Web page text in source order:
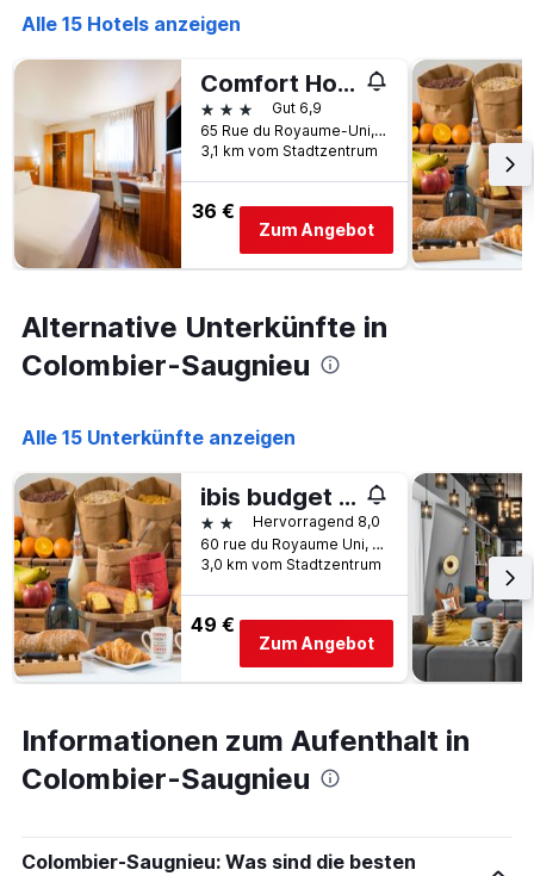
anzeigt.
Hotelkategorien
nach
Sternen
Diagramm
hat
1
Y-
Achse,
die
den
an
diesem
Wochenende
in
letzten
3
Tagen
gefunden
wurde.
Alle 15 Hotels anzeigen
Comfort Hotel Aeroport Lyon St Exupery
3 SterneGut 6,9
65 Rue du Royaume-Uni, Colombier-Saugnieu, Rhône Département, Frankreich
3,1 km vom Stadtzentrum
36 €
Zum Angebot
Alternative Unterkünfte in
Colombier-Saugnieu
Alle 15 Unterkünfte anzeigen
ibis budget Aéroport Lyon-Saint-Exupéry
2 SterneHervorragend 8,0
60 rue du Royaume Uni, Colombier-Saugnieu, Rhône Département, Frankreich
3,0 km vom Stadtzentrum
49 €
Zum Angebot
Informationen zum Aufenthalt in
Colombier-Saugnieu
Colombier-Saugnieu: Was sind die besten